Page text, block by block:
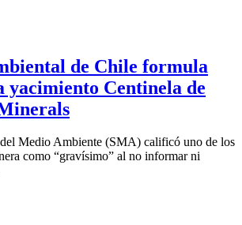
de Chile formula
yacimiento Centinela de
Medio Ambiente (SMA) calificó uno de los
como “gravísimo” al no informar ni